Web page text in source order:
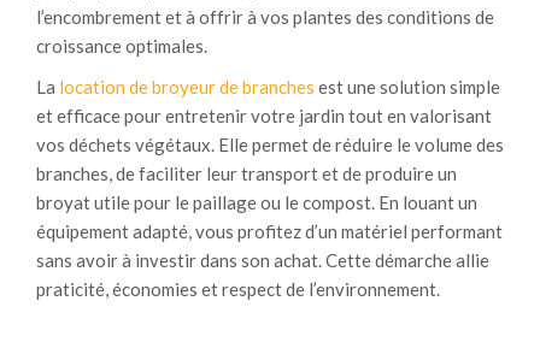
l’encombrement et à offrir à vos plantes des conditions de
croissance optimales.
La location de broyeur de branches est une solution simple
et efficace pour entretenir votre jardin tout en valorisant
vos déchets végétaux. Elle permet de réduire le volume des
branches, de faciliter leur transport et de produire un
broyat utile pour le paillage ou le compost. En louant un
équipement adapté, vous profitez d’un matériel performant
sans avoir à investir dans son achat. Cette démarche allie
praticité, économies et respect de l’environnement.